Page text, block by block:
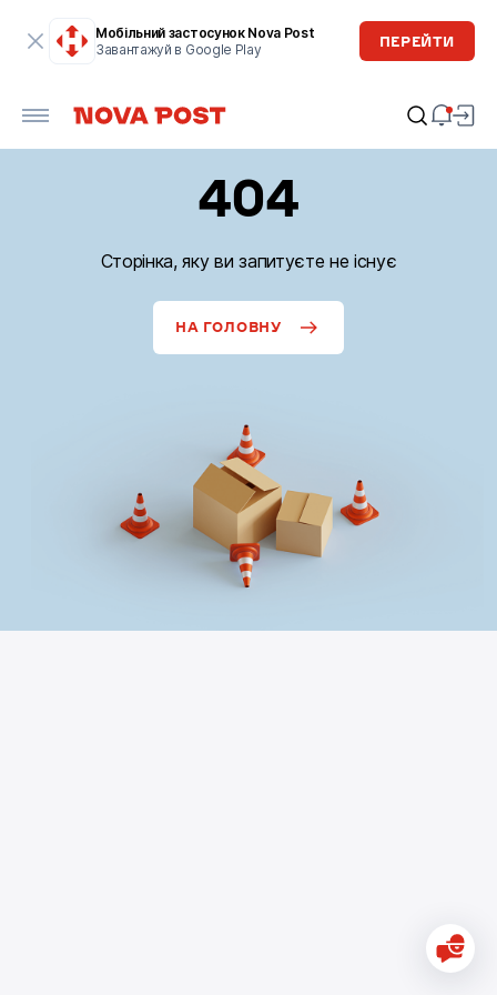
Мобільний застосунок Nova Post
Завантажуй в Google Play
ПЕРЕЙТИ
404
Сторінка, яку ви запитуєте не існує
НА ГОЛОВНУ